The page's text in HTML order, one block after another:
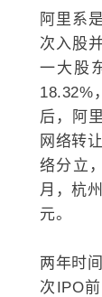
阿里系
次入股
一大股
18.32%
后，阿
网络转
络分立
月，杭
元。
两年时
次IPO